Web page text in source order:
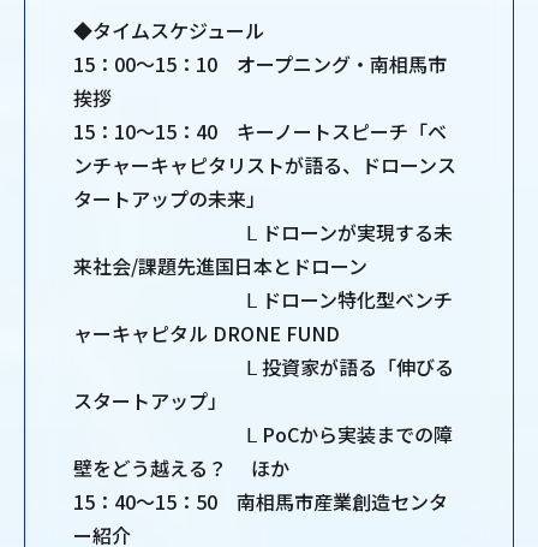
◆タイムスケジュール
15：00～15：10 オープニング・南相馬市
挨拶
15：10～15：40 キーノートスピーチ「ベ
ンチャーキャピタリストが語る、ドローンス
タートアップの未来」
Ⅼ ドローンが実現する未
来社会/課題先進国日本とドローン
Ⅼ ドローン特化型ベンチ
ャーキャピタル DRONE FUND
Ⅼ 投資家が語る「伸びる
スタートアップ」
Ⅼ PoCから実装までの障
壁をどう越える？ ほか
15：40～15：50 南相馬市産業創造センタ
ー紹介